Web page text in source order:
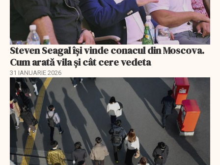
Steven Seagal își vinde conacul din Moscova.
Cum arată vila și cât cere vedeta
31 IANUARIE 2026